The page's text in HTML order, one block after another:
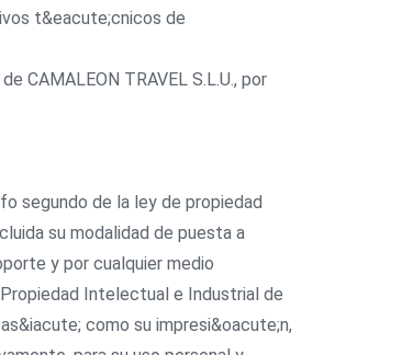
t&eacute;cnicos de
CAMALEON TRAVEL S.L.U., por
segundo de la ley de propiedad
su modalidad de puesta a
y por cualquier medio
Intelectual e Industrial de
como su impresi&oacute;n,